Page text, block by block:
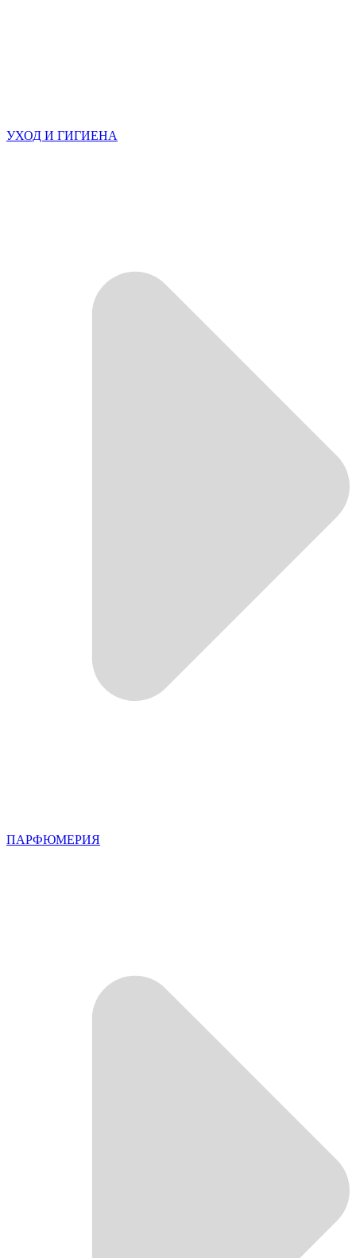
УХОД И ГИГИЕНА
ПАРФЮМЕРИЯ